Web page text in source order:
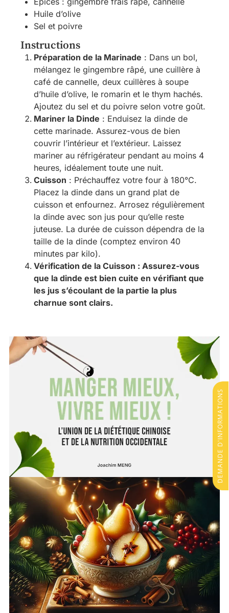
Huile d’olive
Sel et poivre
Instructions
Préparation de la Marinade : Dans un bol,
mélangez le gingembre râpé, une cuillère à
café de cannelle, deux cuillères à soupe
d’huile d’olive, le romarin et le thym hachés.
Ajoutez du sel et du poivre selon votre goût.
Mariner la Dinde : Enduisez la dinde de
cette marinade. Assurez-vous de bien
couvrir l’intérieur et l’extérieur. Laissez
mariner au réfrigérateur pendant au moins 4
heures, idéalement toute une nuit.
Cuisson : Préchauffez votre four à 180°C.
Placez la dinde dans un grand plat de
cuisson et enfournez. Arrosez régulièrement
la dinde avec son jus pour qu’elle reste
juteuse. La durée de cuisson dépendra de la
taille de la dinde (comptez environ 40
minutes par kilo).
Vérification de la Cuisson : Assurez-vous
que la dinde est bien cuite en vérifiant que
les jus s’écoulant de la partie la plus
charnue sont clairs.
DEMANDE D'INFORMATIONS